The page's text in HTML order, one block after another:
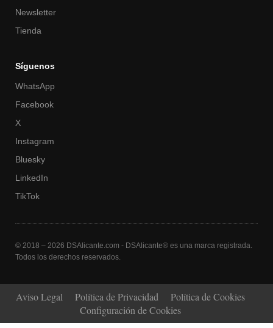
Newsletter
Tienda
Síguenos
WhatsApp
Facebook
X
Instagram
Bluesky
LinkedIn
TikTok
© 2018 – 2026 DSAlicante.com - DSAlicante® es una marca registrada.
Todos los derechos reservados.
Aviso Legal Política de Privacidad
Política de Cookies
Configuración de Cookies